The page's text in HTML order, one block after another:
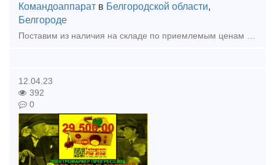
Командоаппарат в Белгородской области,
Белгороде
12.04.23
392
0